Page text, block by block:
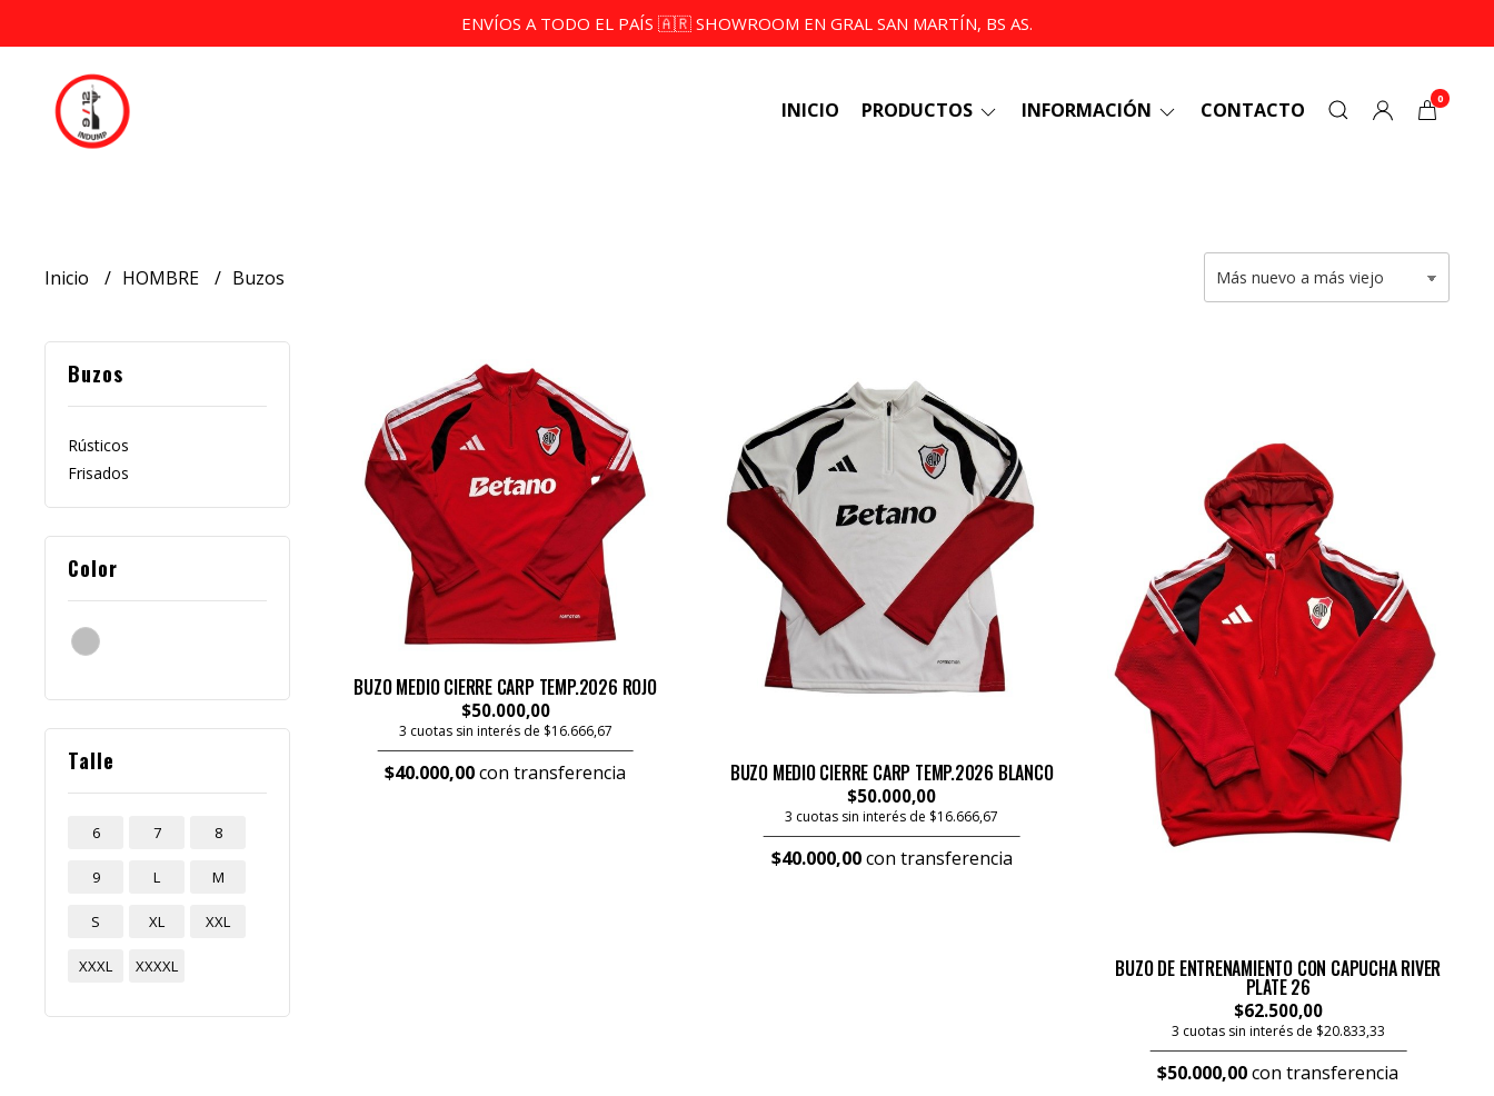
ENVÍOS A TODO EL PAÍS 🇦🇷 SHOWROOM EN GRAL SAN MARTÍN, BS AS.
INICIO PRODUCTOS INFORMACIÓN CONTACTO 0
Inicio HOMBRE Buzos
Buzos
Rústicos
Frisados
Color
Talle
6 7 8
9 L M
S XL XXL
XXXL XXXXL
BUZO MEDIO CIERRE CARP TEMP.2026 ROJO
$50.000,00
3 cuotas sin interés de $16.666,67
$40.000,00con transferencia BUZO MEDIO CIERRE CARP TEMP.2026 BLANCO
$50.000,00
3 cuotas sin interés de $16.666,67
$40.000,00con transferencia
BUZO DE ENTRENAMIENTO CON CAPUCHA RIVER
PLATE 26
$62.500,00
3 cuotas sin interés de $20.833,33
$50.000,00con transferencia